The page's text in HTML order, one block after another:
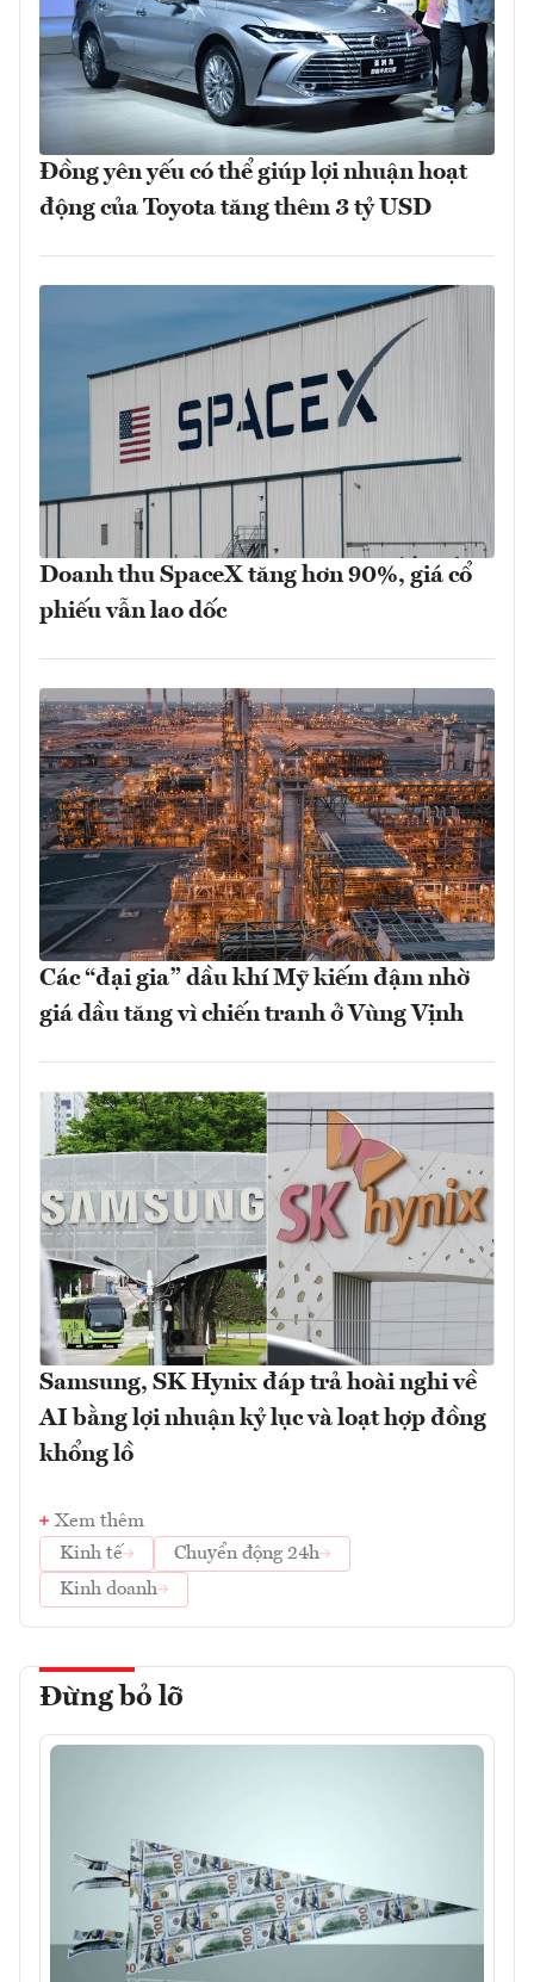
Đồng yên yếu có thể giúp lợi nhuận hoạt
động của Toyota tăng thêm 3 tỷ USD
Doanh thu SpaceX tăng hơn 90%, giá cổ
phiếu vẫn lao dốc
Các “đại gia” dầu khí Mỹ kiếm đậm nhờ
giá dầu tăng vì chiến tranh ở Vùng Vịnh
Samsung, SK Hynix đáp trả hoài nghi về
AI bằng lợi nhuận kỷ lục và loạt hợp đồng
khổng lồ
Xem thêm
Kinh tế
Chuyển động 24h
Kinh doanh
Đừng bỏ lỡ